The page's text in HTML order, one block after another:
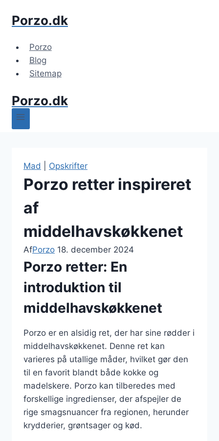
Porzo.dk
Porzo
Blog
Sitemap
Porzo.dk
Mad Opskrifter
Porzo retter inspireret
af
middelhavskøkkenet
AfPorzo 18. december 2024
Porzo retter: En
introduktion til
middelhavskøkkenet
Porzo er en alsidig ret, der har sine rødder i
middelhavskøkkenet. Denne ret kan
varieres på utallige måder, hvilket gør den
til en favorit blandt både kokke og
madelskere. Porzo kan tilberedes med
forskellige ingredienser, der afspejler de
rige smagsnuancer fra regionen, herunder
krydderier, grøntsager og kød.